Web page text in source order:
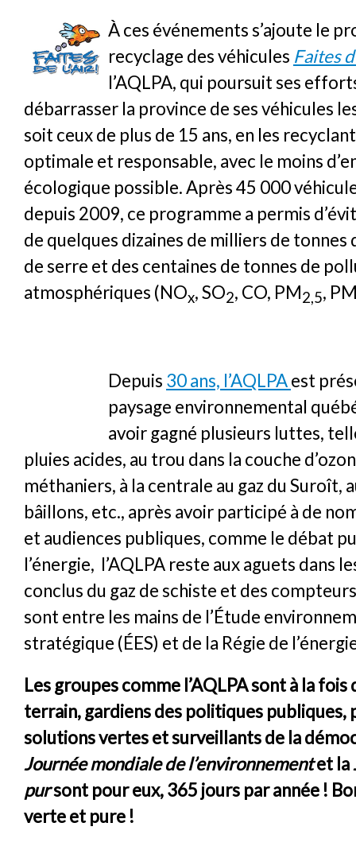
À ces événements s’ajoute le
recyclage des véhicules Faites
l’AQLPA, qui poursuit ses
débarrasser la province de ses véhicules
soit ceux de plus de 15 ans, en les
optimale et responsable, avec le moins
écologique possible. Après 45 000
depuis 2009, ce programme a permis
de quelques dizaines de milliers de tonnes
de serre et des centaines de tonnes de
atmosphériques (NOx, SO2, CO, PM2,5,
Depuis 30 ans, l’AQLPAest
paysage environnemental
avoir gagné plusieurs luttes,
pluies acides, au trou dans la couche
méthaniers, à la centrale au gaz du Suroît,
bâillons, etc., après avoir participé à de
et audiences publiques, comme le débat
l’énergie, l’AQLPA reste aux aguets dans
conclus du gaz de schiste et des
sont entre les mains de l’Étude
stratégique (ÉES) et de la Régie de
Les groupes comme l’AQLPA sont à la fois
terrain, gardiens des politiques publiques,
solutions vertes et surveillants de la
Journée mondiale de l’environnementet la
pursont pour eux, 365 jours par année !
verte et pure !